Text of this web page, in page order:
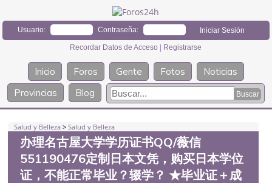
Usuario: Contraseña:
Recordar Datos de Acceso Registrarse
Inicio Foros Gente Fotos
Noticias
Provincias
Blog
Salud y Belleza >Salud y Belleza
办理名古屋大学学历证书QQ/薇信
551190476定制日本文凭，购买日本学位
证，不能正常毕业？辍学？ ★毕业证＋成